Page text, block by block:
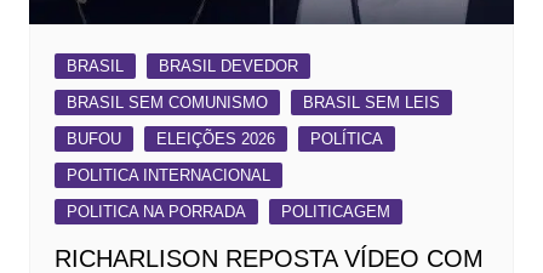
BRASIL
BRASIL DEVEDOR
BRASIL SEM COMUNISMO
BRASIL SEM LEIS
BUFOU
ELEIÇÕES 2026
POLÍTICA
POLITICA INTERNACIONAL
POLITICA NA PORRADA
POLITICAGEM
RICHARLISON REPOSTA VÍDEO COM